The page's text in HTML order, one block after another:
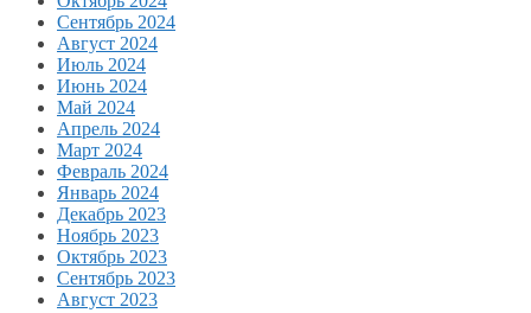
Сентябрь 2024
Август 2024
Июль 2024
Июнь 2024
Май 2024
Апрель 2024
Март 2024
Февраль 2024
Январь 2024
Декабрь 2023
Ноябрь 2023
Октябрь 2023
Сентябрь 2023
Август 2023